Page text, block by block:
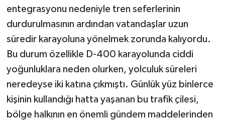
entegrasyonu nedeniyle tren seferlerinin
durdurulmasının ardından vatandaşlar uzun
süredir karayoluna yönelmek zorunda kalıyordu.
Bu durum özellikle D-400 karayolunda ciddi
yoğunluklara neden olurken, yolculuk süreleri
neredeyse iki katına çıkmıştı. Günlük yüz binlerce
kişinin kullandığı hatta yaşanan bu trafik çilesi,
bölge halkının en önemli gündem maddelerinden